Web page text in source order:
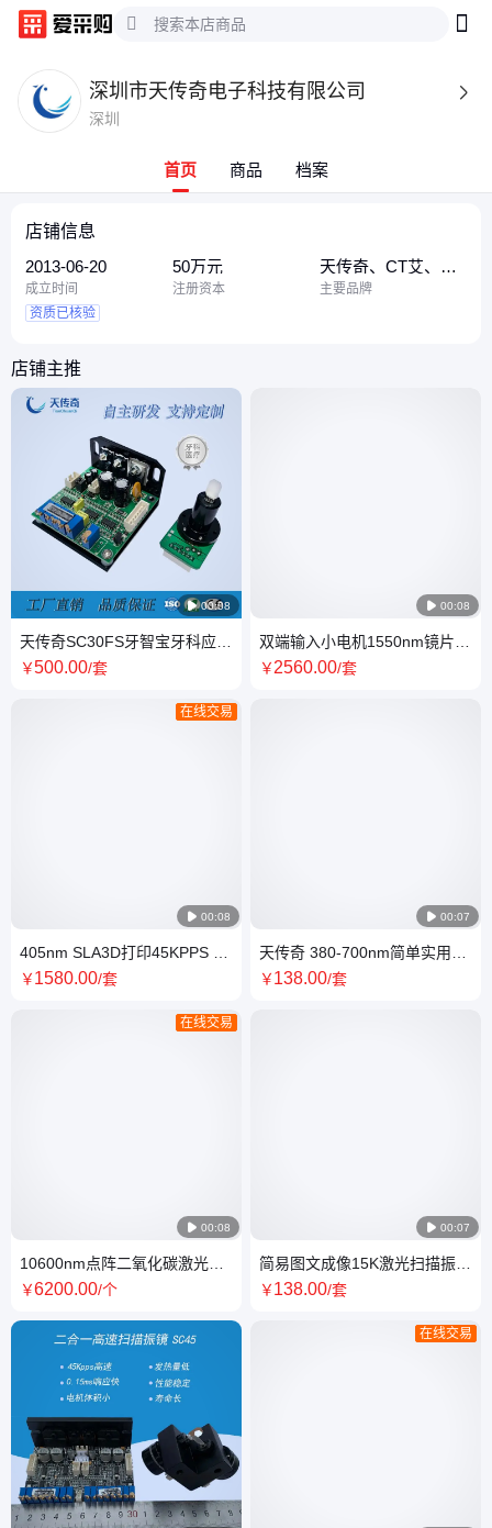
深圳市天传奇电子科技有限公司 
深圳
首页 商品 档案
店铺信息
2013-06-20
成立时间
50万元
注册资本
天传奇、CT艾、CT/
艾
主要品牌
资质已核验
店铺主推
 00:08
天传奇SC30FS牙智宝牙科应用
线性激光扫描振镜
￥500.00/套
 00:08
在线交易
405nm SLA3D打印45KPPS 高
速激光扫描振镜定制加工SC40
￥1580.00/套
 00:08
在线交易
10600nm点阵二氧化碳激光扫
描振镜定制_天传奇SC200
￥6200.00/个
 00:08
双端输入小电机1550nm镜片激
光雷达扫描振镜
￥2560.00/套
 00:07
天传奇 380-700nm简单实用
15KPPS低速激光扫描振镜
￥138.00/套
 00:07
简易图文成像15K激光扫描振镜
天传奇订制_SC15
￥138.00/套
在线交易